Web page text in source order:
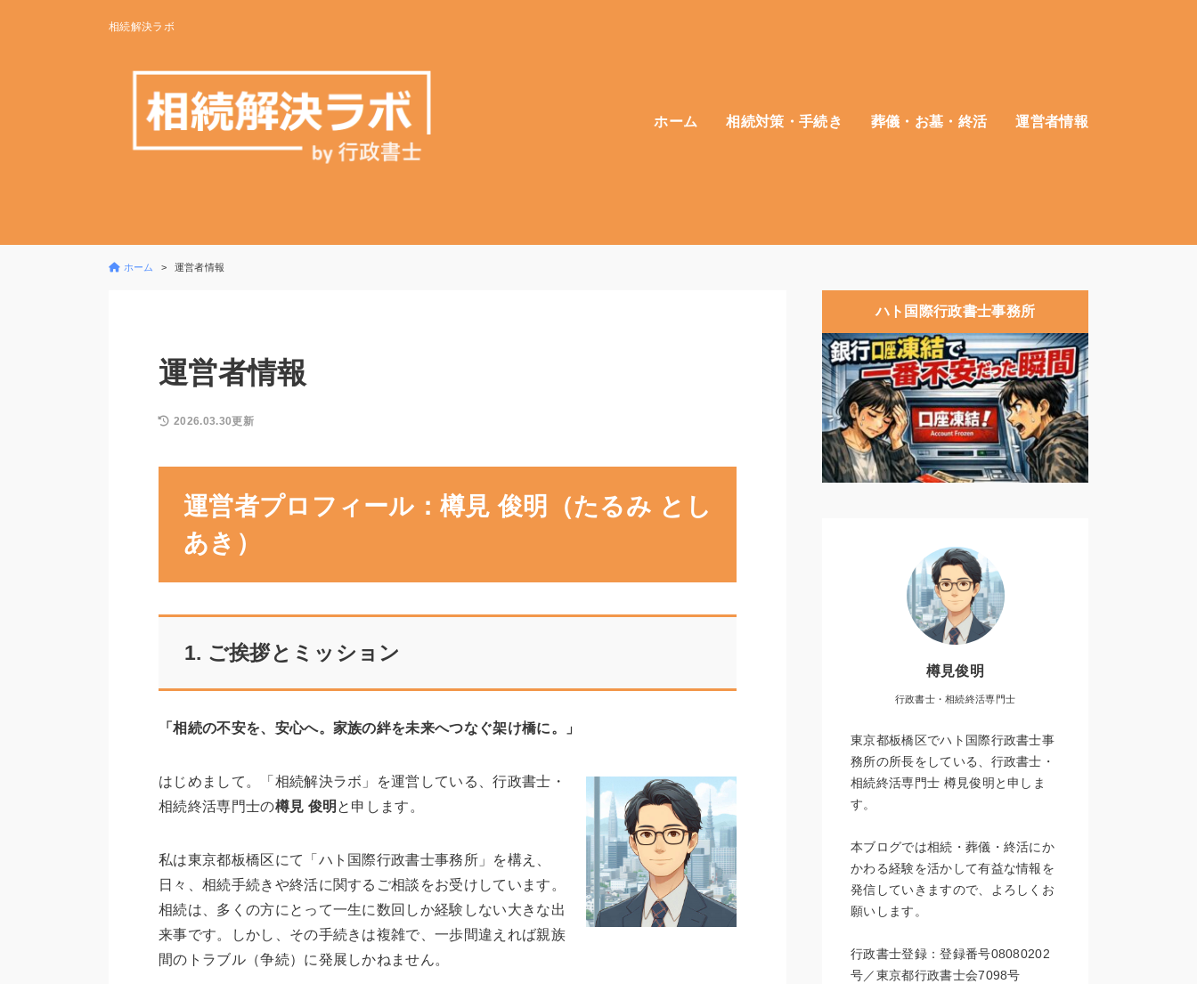
相続解決ラボ
ホーム 相続対策・手続き 葬儀・お墓・終活 運営者情報
ホーム 運営者情報
運営者情報
2026.03.30更新
運営者プロフィール：樽見 俊明（たるみ とし
あき）
1. ご挨拶とミッション
「相続の不安を、安心へ。家族の絆を未来へつなぐ架け橋に。」
はじめまして。「相続解決ラボ」を運営している、行政書士・
相続終活専門士の樽見 俊明 と申します。
私は東京都板橋区にて「ハト国際行政書士事務所」を構え、
日々、相続手続きや終活に関するご相談をお受けしています。
相続は、多くの方にとって一生に数回しか経験しない大きな出
来事です。しかし、その手続きは複雑で、一歩間違えれば親族
間のトラブル（争続）に発展しかねません。
ハト国際行政書士事務所
樽見俊明
行政書士・相続終活専門士
東京都板橋区でハト国際行政書士事
務所の所長をしている、行政書士・
相続終活専門士 樽見俊明と申しま
す。
本ブログでは相続・葬儀・終活にか
かわる経験を活かして有益な情報を
発信していきますので、よろしくお
願いします。
行政書士登録：登録番号08080202
号／東京都行政書士会7098号